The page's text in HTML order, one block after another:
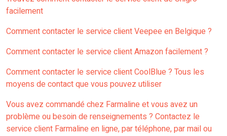
facilement
Comment contacter le service client Veepee en Belgique ?
Comment contacter le service client Amazon facilement ?
Comment contacter le service client CoolBlue ? Tous les
moyens de contact que vous pouvez utiliser
Vous avez commandé chez Farmaline et vous avez un
problème ou besoin de renseignements ? Contactez le
service client Farmaline en ligne, par téléphone, par mail ou